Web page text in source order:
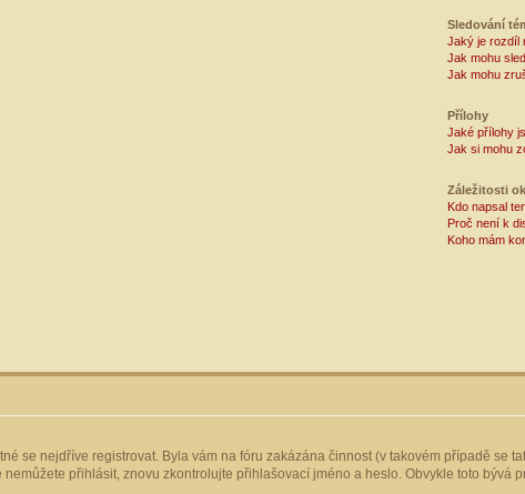
Sledování
Jaký je rozdíl
Jak mohu
Jak mohu
Přílohy
Jaké přílohy
Jak si mohu
Záležitosti
Kdo napsal
Proč není k
Koho mám
se nejdříve registrovat. Byla vám na fóru zakázána činnost (v takovém případě se
přihlásit, znovu zkontrolujte přihlašovací jméno a heslo. Obvykle toto